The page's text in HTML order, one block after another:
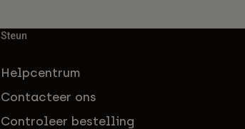
Steun
Helpcentrum
Contacteer ons
Controleer bestelling